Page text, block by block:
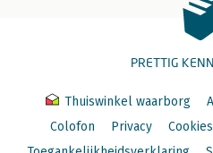
PRETTIG
Thuiswinkel waarborg
Colofon
Privacy Cookies